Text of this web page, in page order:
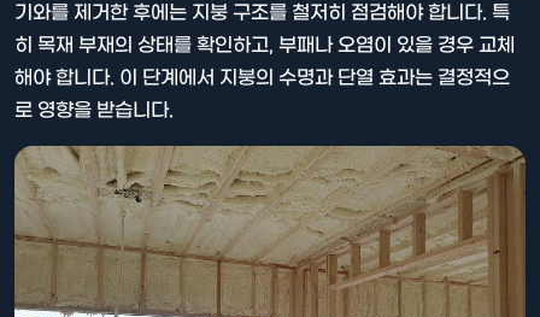
기와를 제거한 후에는 지붕 구조를 철저히 점검해야 합니다. 특
히 목재 부재의 상태를 확인하고, 부패나 오염이 있을 경우 교체
해야 합니다. 이 단계에서 지붕의 수명과 단열 효과는 결정적으
로 영향을 받습니다.